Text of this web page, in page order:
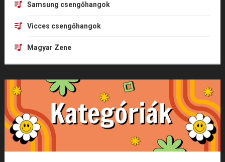
Samsung csengőhangok
Vicces csengőhangok
Magyar Zene